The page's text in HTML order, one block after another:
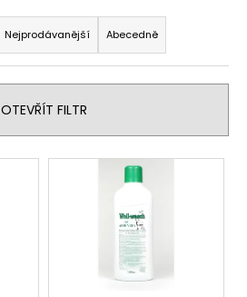
Nejprodávanější Abecedně
OTEVŘÍT FILTR